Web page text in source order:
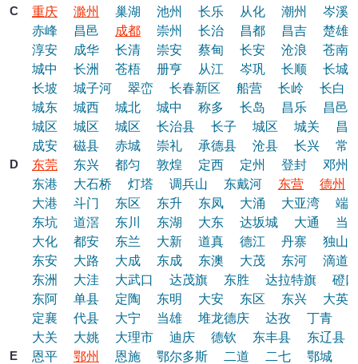
C
重庆 滁州 巢湖 池州 长乐 从化 潮州
岑溪
赤峰
昌邑 成都 崇州 长治 昌都 昌吉
楚雄
淳安
成华 长清 崇安 蔡甸 长安 沧浪
苍南
城中
长洲 苍梧 册亨 从江 岑巩 长顺
长城
长坡
城子河 翠峦 长春新区 船营 长岭
长白
城东
城西 城北 城中 称多 长岛 昌乐
昌邑
城区
城区 城区 长治县 长子 城区 城关
昌
成安
磁县 赤城 崇礼 承德县 沧县 长兴
常
D
东莞 东兴 都匀 敦煌 定西 定州 登封
邓州
东港
大石桥 灯塔 调兵山 东戴河 东营
德州
大港
斗门 东区 东升 东凤 大涌 大亚湾
端
东坑
道滘 东川 东湖 大东 达坂城 大通
当
大化
都安 东兰 大新 道真 德江 丹寨
独山
东安
大路 大成 东成 东澳 大茂 东河
滴道
东洲
大洼 大武口 达茂旗 东胜 达拉特旗
磴口
东阿
单县 定陶 东明 大安 东区 东兴
大英
定襄
代县 大宁 当雄 堆龙德庆 达孜 丁青
大关
大姚 大理市 迪庆 德钦 东丰县
东辽县
E
恩平 鄂州 恩施 鄂尔多斯 二道 二七 鄂城